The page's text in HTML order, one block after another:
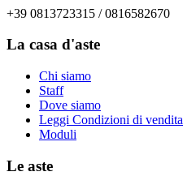
+39 0813723315 / 0816582670
La casa d'aste
Chi siamo
Staff
Dove siamo
Leggi Condizioni di vendita
Moduli
Le aste